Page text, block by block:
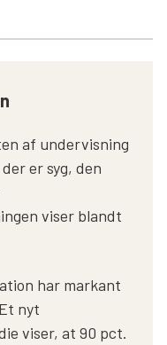
af undervisning
er syg, den
viser blandt
har markant
nyt
viser, at 90 pct.